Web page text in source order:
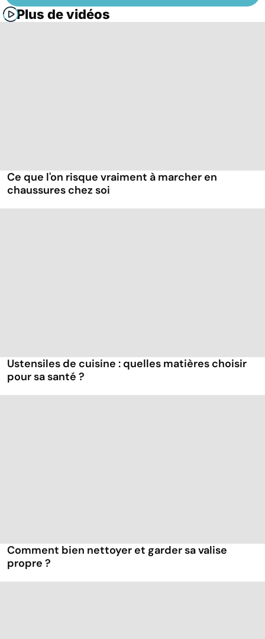
Plus de vidéos
Ce que l'on risque vraiment à marcher en
chaussures chez soi
Ustensiles de cuisine : quelles matières choisir
pour sa santé ?
Comment bien nettoyer et garder sa valise
propre ?